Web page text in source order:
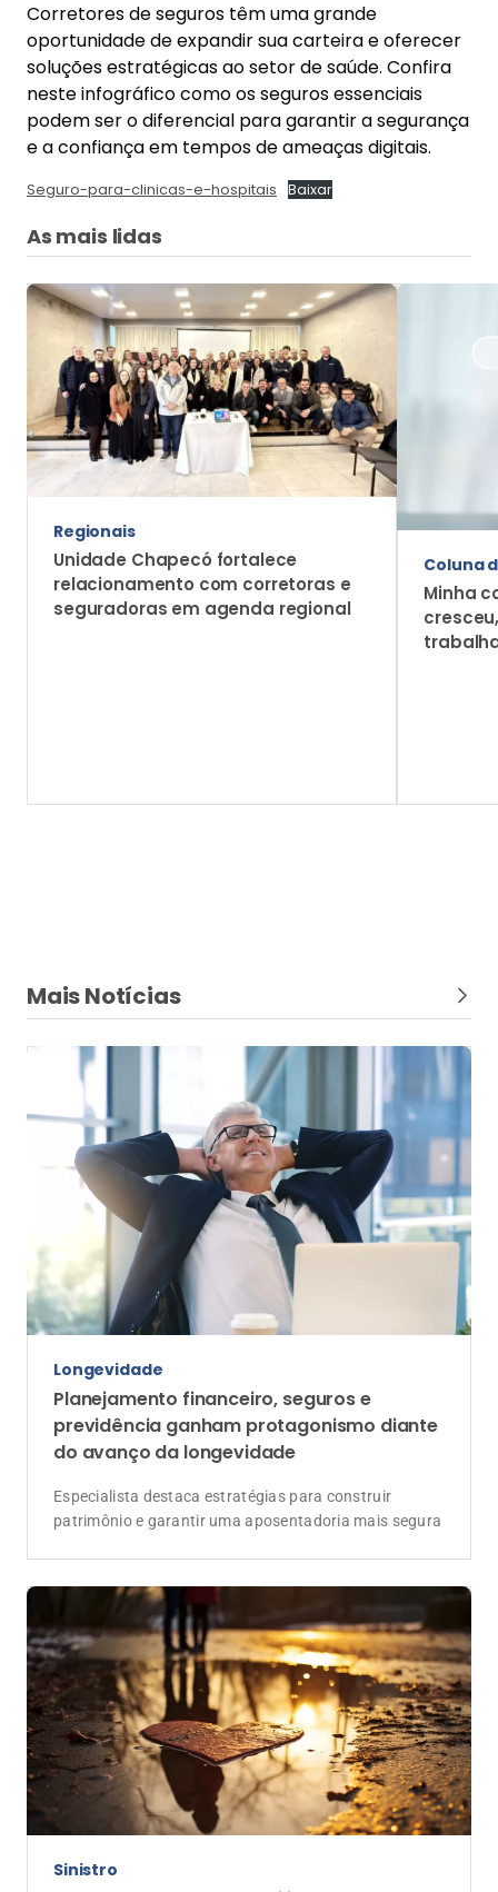
Corretores de seguros têm uma grande
oportunidade de expandir sua carteira e oferecer
soluções estratégicas ao setor de saúde. Confira
neste infográfico como os seguros essenciais
podem ser o diferencial para garantir a segurança
e a confiança em tempos de ameaças digitais.
Seguro-para-clinicas-e-hospitais Baixar
As mais lidas
Regionais
Unidade Chapecó fortalece
relacionamento com corretoras e
seguradoras em agenda regional
Coluna
Minha
Mais Notícias
Longevidade
Planejamento financeiro, seguros e
previdência ganham protagonismo diante
do avanço da longevidade
Especialista destaca estratégias para construir
patrimônio e garantir uma aposentadoria mais segura
Sinistro